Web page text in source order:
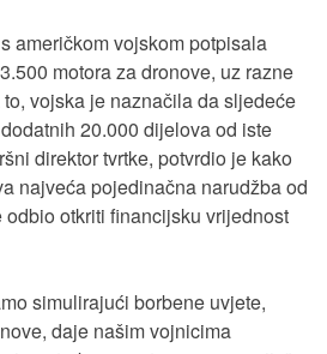
američkom vojskom potpisala
motora za dronove, uz razne
vojska je naznačila da sljedeće
20.000 dijelova od iste
direktor tvrtke, potvrdio je kako
najveća pojedinačna narudžba od
otkriti financijsku vrijednost
simulirajući borbene uvjete,
daje našim vojnicima